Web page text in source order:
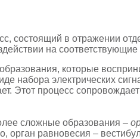
состоящий в отражении
на
которые
набора электрических
Этот процесс
сложные образования –
орган равновесия –